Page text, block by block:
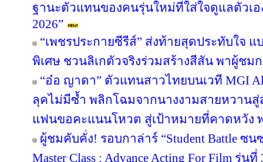
ฐานะตัวแทนของคนรุ่นใหม่ที่ใส่ใจดูแลตัวเอง
2026”
“เพชรประกายซีรีส์” ส่งท้ายสุดประทับใจ
พิเศษ ชวนลิเกตัวจริงร่วมสร้างสีสัน พาผู้ชม
“อ๋อ ญาดา” ตัวแทนสาวไทยบนเวที MGI
ลุคไม่มีซ้ำ พลิกโฉมจากนางงามสายหวาน
แฟนขอคะแนนโหวต สู่เป้าหมายที่คาดหวัง
ผู้ชมคับคั่ง! รอบกาล่าร์ “Student Battle ซ
Master Class : Advance Acting For Film รุ่นที่